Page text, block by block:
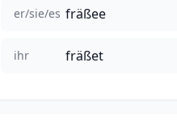
er/sie/es fräßee
ihr fräßet